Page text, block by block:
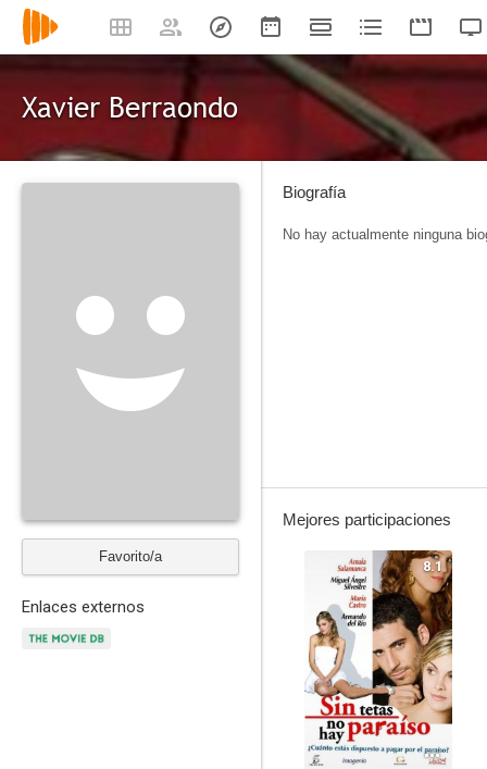
Xavier Berraondo
Favorito/a
Enlaces externos
Biografía
No hay actualmente ninguna
Mejores participaciones
8.1